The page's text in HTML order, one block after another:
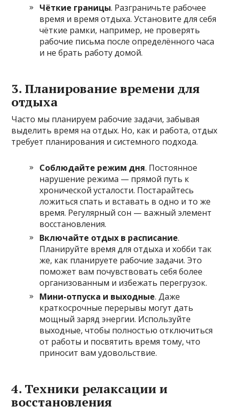
Чёткие границы. Разграничьте рабочее
время и время отдыха. Установите для себя
чёткие рамки, например, не проверять
рабочие письма после определённого часа
и не брать работу домой.
3. Планирование времени для
отдыха
Часто мы планируем рабочие задачи, забывая
выделить время на отдых. Но, как и работа, отдых
требует планирования и системного подхода.
Соблюдайте режим дня. Постоянное
нарушение режима — прямой путь к
хронической усталости. Постарайтесь
ложиться спать и вставать в одно и то же
время. Регулярный сон — важный элемент
восстановления.
Включайте отдых в расписание.
Планируйте время для отдыха и хобби так
же, как планируете рабочие задачи. Это
поможет вам почувствовать себя более
организованным и избежать перегрузок.
Мини-отпуска и выходные. Даже
краткосрочные перерывы могут дать
мощный заряд энергии. Используйте
выходные, чтобы полностью отключиться
от работы и посвятить время тому, что
приносит вам удовольствие.
4. Техники релаксации и
восстановления